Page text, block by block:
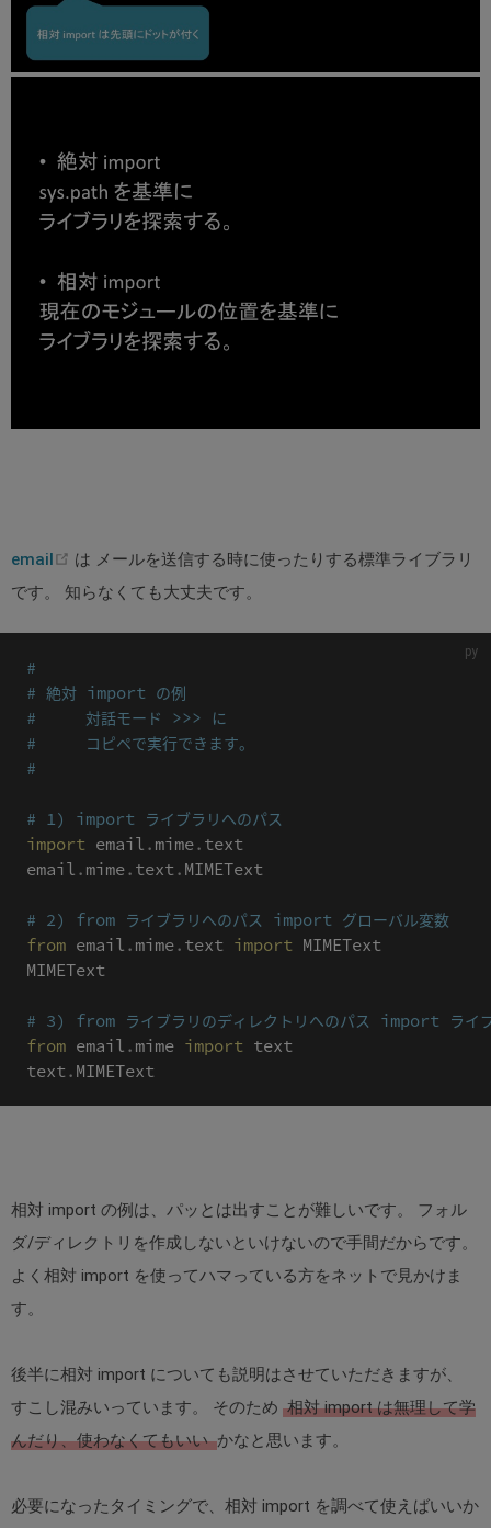
email
(opens
new
は メールを送信する時に使ったりする標準ライブラリ
です。 知らなくても大丈夫です。
#
# 絶対 import の例
#     対話モード >>> に
#     コピペで実行できます。
#
# 1) import ライブラリへのパス
import email . mime. text
email . mime. text. MIMEText
# 2) from ライブラリへのパス import グローバル変数
from email . mime. text import MIMEText
MIMEText
# 3) from ライブラリのディレクトリへのパス import ライ
from email . mime import text
text.
相対 import の例は、パッとは出すことが難しいです。 フォル
ダ/ディレクトリを作成しないといけないので手間だからです。
よく相対 import を使ってハマっている方をネットで見かけま
す。
後半に相対 import についても説明はさせていただきますが、
すこし混みいっています。 そのため 相対 import は無理して学
んだり、使わなくてもいいかなと思います。
必要になったタイミングで、相対 import を調べて使えばいいか